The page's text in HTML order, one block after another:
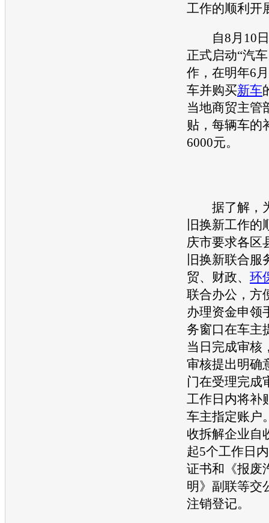
工作的顺利开
自8月10日
正式启动“汽车
作，在明年6
车并购买新车
当地商贸主管
贴，每辆车的
6000元。
据了解，
旧换新工作
庆市要求各区
旧换新联合服
贸、财政、 环
联合办公，方
办理资金申领
务窗口在车主
当日完成审核
审核提出明确
门在受理完成
工作日内将补
车主指定账户
收拆解企业自
起5个工作日
证书和《报废
明》副联等交
注销登记。